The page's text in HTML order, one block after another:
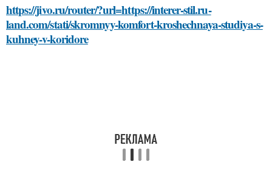
https://jivo.ru/router/?url=https://interer-stil.ru-
land.com/stati/skromnyy-komfort-kroshechnaya-studiya-s-
kuhney-v-koridore